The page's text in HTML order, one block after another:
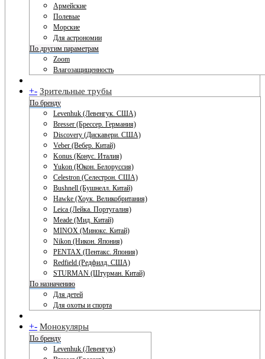
Армейские
Полевые
Морские
Для астрономии
По другим параметрам
Zoom
Влагозащищенность
+- Зрительные трубы
По бренду
Levenhuk (Левенгук. США)
Bresser (Брессер. Германия)
Discovery (Дискавери. США)
Veber (Вебер. Китай)
Konus (Конус. Италия)
Yukon (Юкон. Белоруссия)
Celestron (Селестрон. США)
Bushnell (Бушнелл. Китай)
Hawke (Хоук. Великобритания)
Leica (Лейка. Португалия)
Meade (Мид. Китай)
MINOX (Минокс. Китай)
Nikon (Никон. Япония)
PENTAX (Пентакс. Япония)
Redfield (Редфилд. США)
STURMAN (Штурман. Китай)
По назначению
Для детей
Для охоты и спорта
+- Монокуляры
По бренду
Levenhuk (Левенгук)